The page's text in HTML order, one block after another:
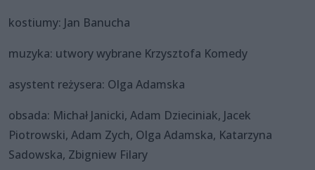
kostiumy: Jan Banucha
muzyka: utwory wybrane Krzysztofa Komedy
asystent reżysera: Olga Adamska
obsada: Michał Janicki, Adam Dzieciniak, Jacek
Piotrowski, Adam Zych, Olga Adamska, Katarzyna
Sadowska, Zbigniew Filary